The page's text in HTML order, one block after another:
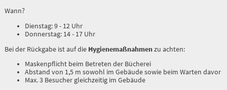
Wann?
Dienstag: 9 - 12 Uhr
Donnerstag: 14 - 17 Uhr
Bei der Rückgabe ist auf die Hygienemaßnahmenzu achten:
Maskenpflicht beim Betreten der Bücherei
Abstand von 1,5 m sowohl im Gebäude sowie beim Warten davor
Max. 3 Besucher gleichzeitig im Gebäude